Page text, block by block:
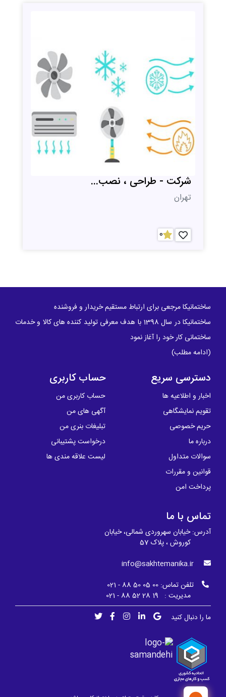
شرکت - طراحی ، نصب...
تهران
0
ساختمانیکا مرجعی برای ارتباط مستقیم خریدار و فروشنده
ساختمانیکا در سال 1398 با هدف معرفی تولید کننده های کالا و خدمات
ساختمانی کار خود را آغاز نمود
(ادامه مطلب)
دسترسی سریع
اخبار و اطلاعیه ها
تقویم نمایشگاهی
حریم خصوصی
درباره ما
سوالات متداول
قوانین و مقررات
پرداخت امن
حساب کاربری
حساب کاربری من
آگهی های من
تبلیغات بنری من
درخواست پشتیبانی
لیست علاقه مندی ها
تماس با ما
آدرس: خیابان سهروردی شمالی، خیابان
کوروش ، پلاک 57
info@sakhtemanika.ir
تلفن تماس: 00 05 50 88 - 021
مدیریت : 19 28 52 88 - 021
ما را دنبال کنید